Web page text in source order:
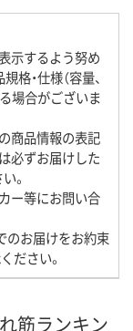
示するよう努め
格・仕様（容量、
場合がございま
商品情報の表記
必ずお届けした
。
ー等にお問い合
のお届けをお約束
ださい。
筋ランキン